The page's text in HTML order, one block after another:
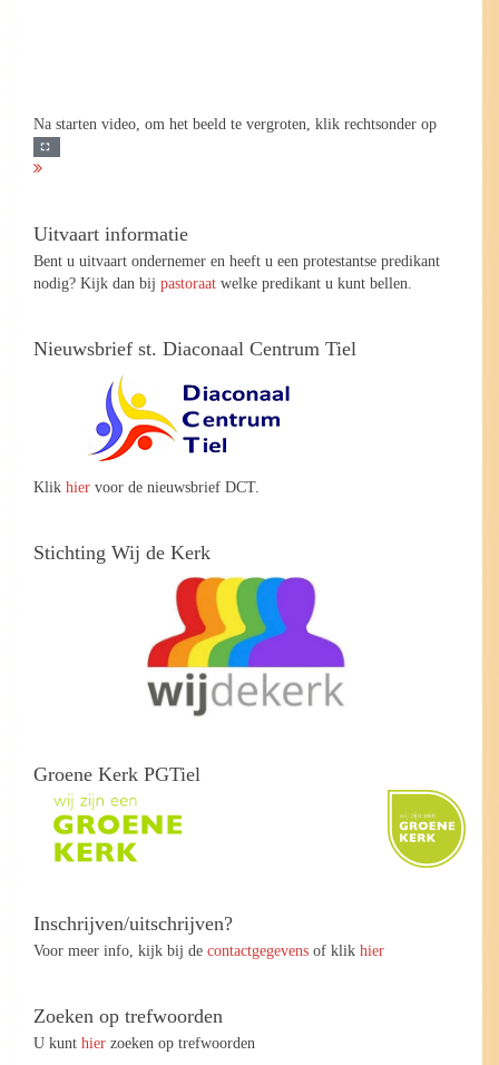
Na starten video, om het beeld te vergroten, klik rechtsonder op
Uitvaart informatie
Bent u uitvaart ondernemer en heeft u een protestantse predikant
nodig? Kijk dan bij pastoraat welke predikant u kunt bellen.
Nieuwsbrief st. Diaconaal Centrum Tiel
Klik hier voor de nieuwsbrief DCT.
Stichting Wij de Kerk
Groene Kerk PGTiel
Inschrijven/uitschrijven?
Voor meer info, kijk bij de contactgegevens of klik hier
Zoeken op trefwoorden
U kunt hier zoeken op trefwoorden